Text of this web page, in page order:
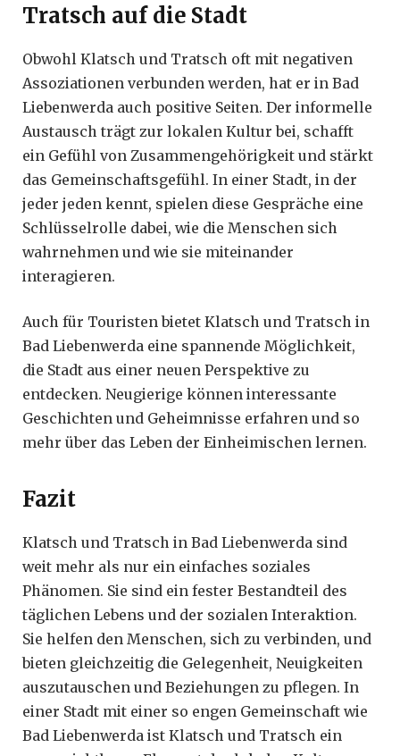
Tratsch auf die Stadt
Obwohl Klatsch und Tratsch oft mit negativen
Assoziationen verbunden werden, hat er in Bad
Liebenwerda auch positive Seiten. Der informelle
Austausch trägt zur lokalen Kultur bei, schafft
ein Gefühl von Zusammengehörigkeit und stärkt
das Gemeinschaftsgefühl. In einer Stadt, in der
jeder jeden kennt, spielen diese Gespräche eine
Schlüsselrolle dabei, wie die Menschen sich
wahrnehmen und wie sie miteinander
interagieren.
Auch für Touristen bietet Klatsch und Tratsch in
Bad Liebenwerda eine spannende Möglichkeit,
die Stadt aus einer neuen Perspektive zu
entdecken. Neugierige können interessante
Geschichten und Geheimnisse erfahren und so
mehr über das Leben der Einheimischen lernen.
Fazit
Klatsch und Tratsch in Bad Liebenwerda sind
weit mehr als nur ein einfaches soziales
Phänomen. Sie sind ein fester Bestandteil des
täglichen Lebens und der sozialen Interaktion.
Sie helfen den Menschen, sich zu verbinden, und
bieten gleichzeitig die Gelegenheit, Neuigkeiten
auszutauschen und Beziehungen zu pflegen. In
einer Stadt mit einer so engen Gemeinschaft wie
Bad Liebenwerda ist Klatsch und Tratsch ein